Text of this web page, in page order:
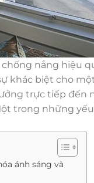
nắng hiệu
khác biệt cho
trực tiếp đến
trong những
ánh sáng và